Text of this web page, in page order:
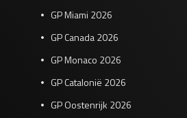
GP Miami 2026
GP Canada 2026
GP Monaco 2026
GP Catalonië 2026
GP Oostenrijk 2026